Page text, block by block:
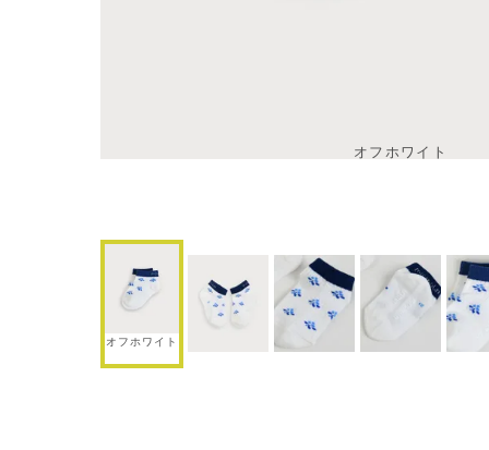
オフホワイト
オフホワイト